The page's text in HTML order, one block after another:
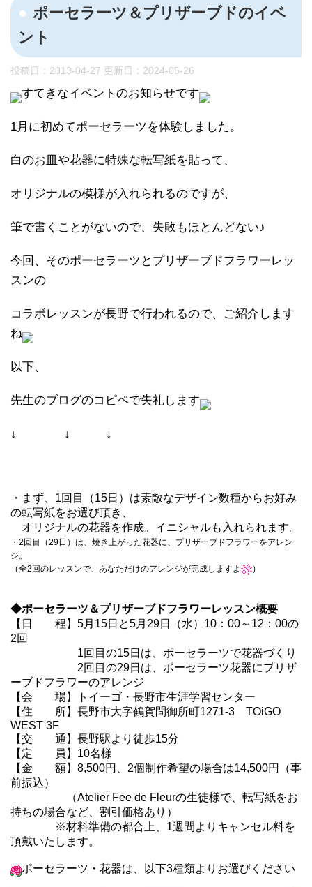
ポーセラーツ＆プリザーブドのイベ
ント
投稿日：2013-04-27 更新日： 2024-05-26
すてきなイベントのお知らせです
1月に初めてポーセラーツを体験しました。
白のお皿や花器に特殊な転写紙を貼って、
オリジナルの模様が入れられるのですが、
筆で書くことがないので、失敗もほとんどない♪
今回、そのポーセラーツとプリザーブドフラワーレッ
スンの
コラボレッスンが長野で行われるので、ご紹介します
ね
以下、
先生のブログのコピペで失礼します
↓ ↓ ↓
・まず、1回目（15日）は素敵なデザイン数種からお好み
の転写紙をお選び頂き、
オリジナルの花器を作成。イニシャルも入れられます。
・2回目（29日）は、焼き上がった花器に、プリザーブドフラワーをアレン
ジ。
（全2回のレッスンで、あなただけのアレンジが完成しますよ
）
◆ポーセラーツ＆プリザーブドフラワーレッスン概要
【日 程】5月15日と5月29日（水）10：00～12：00の
2回
1回目の15日は、ポーセラーツで花器づくり
2回目の29日は、ポーセラーツ花器にプリザ
ーブドフラワーのアレンジ
【会 場】トイーゴ・長野市生涯学習センター
【住 所】長野市大字鶴賀問御所町1271-3 TOiGO
WEST 3F
【交 通】長野駅より徒歩15分
【定 員】10名様
【金 額】8,500円、2個制作希望の場合は14,500円（事
前振込）
（Atelier Fee de Fleurの生徒様で、転写紙をお
持ちの場合など、割引価格あり）
※材料準備の都合上、1週間よりキャンセル料を
頂戴いたします。
ポーセラーツ・花器は、以下3種類よりお選びください